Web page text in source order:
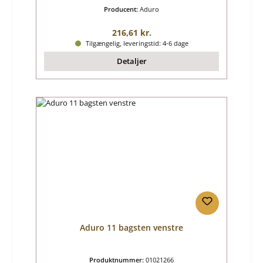
Producent: Aduro
Almindelig pris:
216,61 kr.
Tilgængelig, leveringstid: 4-6 dage
Detaljer
Aduro 11 bagsten venstre
Produktnummer: 01021266